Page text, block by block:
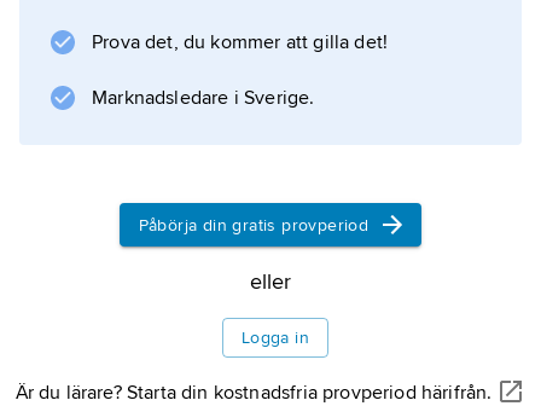
Prova det, du kommer att gilla det!
Marknadsledare i Sverige.
Påbörja din gratis provperiod
eller
Logga in
Är du lärare? Starta din kostnadsfria provperiod härifrån.